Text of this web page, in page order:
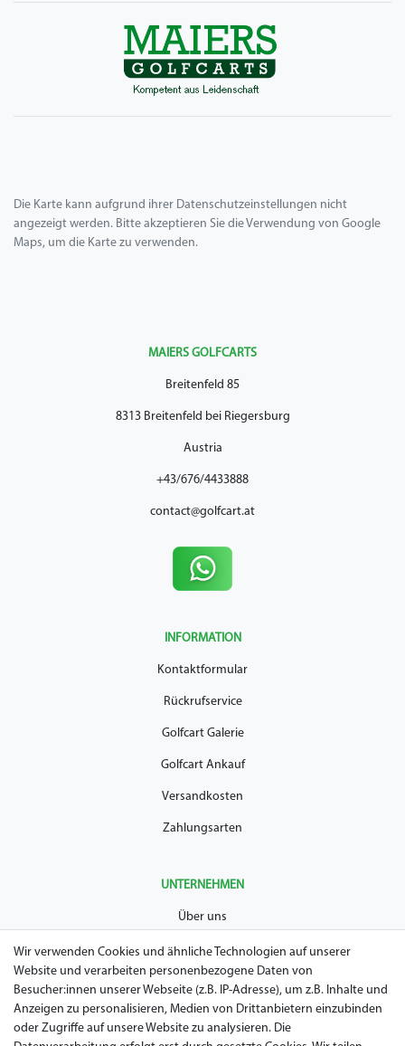
Die Karte kann aufgrund ihrer Datenschutzeinstellungen nicht
angezeigt werden. Bitte akzeptieren Sie die Verwendung von Google
Maps, um die Karte zu verwenden.
MAIERS GOLFCARTS
Breitenfeld 85
8313 Breitenfeld bei Riegersburg
Austria
+43/676/4433888
contact@golfcart.at
INFORMATION
Kontaktformular
Rückrufservice
Golfcart Galerie
Golfcart Ankauf
Versandkosten
Zahlungsarten
UNTERNEHMEN
Über uns
AGB
Datenschutz
Impressum
Wir verwenden Cookies und ähnliche Technologien auf unserer
Website und verarbeiten personenbezogene Daten von
Besucher:innen unserer Webseite (z.B. IP-Adresse), um z.B. Inhalte und
Anzeigen zu personalisieren, Medien von Drittanbietern einzubinden
oder Zugriffe auf unsere Website zu analysieren. Die